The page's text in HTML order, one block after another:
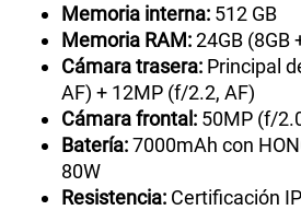
Memoria interna: 512 GB
Memoria RAM:24GB (8GB
Cámara trasera: Principal
AF) + 12MP (f/2.2, AF)
Cámara frontal: 50MP (f/
Batería:7000mAh con
80W
Resistencia: Certificación